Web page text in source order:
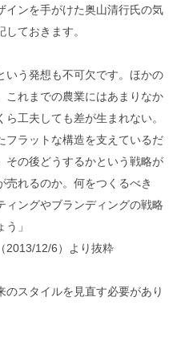
インを手がけた奥山清行氏の気
ておきます。
いう発想も不可欠です。 ほかの
これまでの農業にはあまりなか
工夫しても差が生まれない。
フラットな構造を支えているだ
その後どうするかという戦略が
売れるのか。何をつくるべき
ィングやブランディングの戦略
」
2013/12/6）より抜粋
のスタイルを 見直す必要があり